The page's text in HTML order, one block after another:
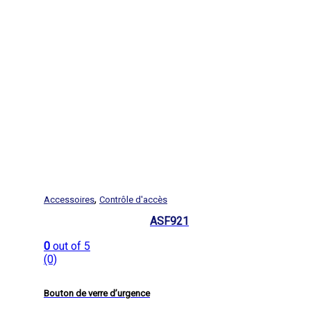
Accessoires, Contrôle d'accès
ASF921
0 out of 5
(0)
Bouton de verre d’urgence